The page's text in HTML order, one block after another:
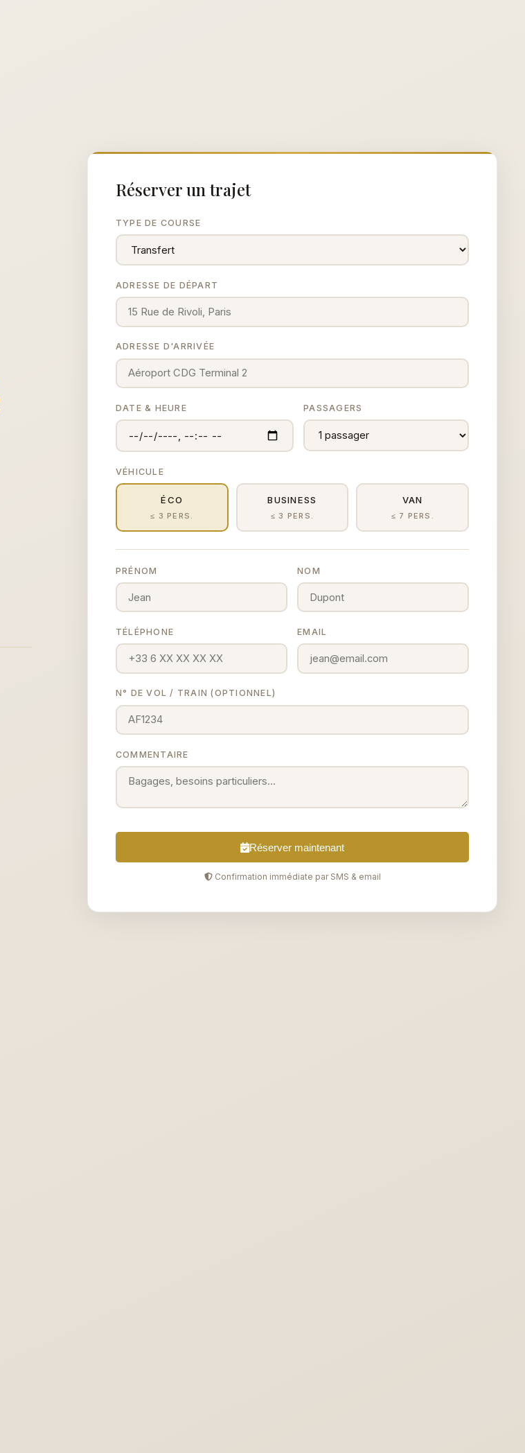
Réserver un trajet
TYPE DE COURSE
ADRESSE DE DÉPART
ADRESSE D'ARRIVÉE
DATE & HEURE PASSAGERS
VÉHICULE
ÉCO
≤ 3 PERS.
BUSINESS
≤ 3 PERS.
VAN
≤ 7 PERS.
PRÉNOM NOM
TÉLÉPHONE EMAIL
N° DE VOL / TRAIN (OPTIONNEL)
COMMENTAIRE
Réserver maintenant
Confirmation immédiate par SMS & email